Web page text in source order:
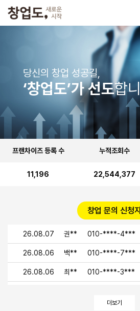
당신의 창업 성공길,
‘창업도’가 선도합
프랜차이즈 등록 수 누적조회수
11,196 22,544,377
창업 문의 신청
26.08.07 권** 010-****-4***
26.08.06 백** 010-****-7***
26.08.06 최** 010-****-3***
더보기